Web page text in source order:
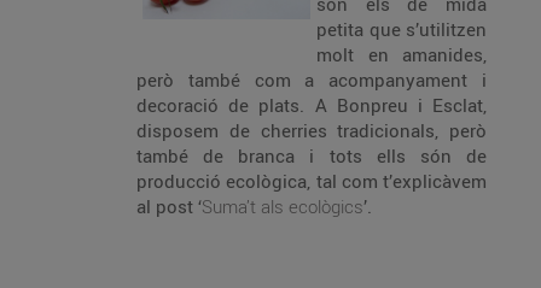
petita que s’utilitzen
molt en amanides,
però també com a acompanyament i
decoració de plats. A Bonpreu i Esclat,
disposem de cherries tradicionals, però
també de branca i tots ells són de
producció ecològica, tal com t’explicàvem
al post ‘Suma’t als ecològics’.